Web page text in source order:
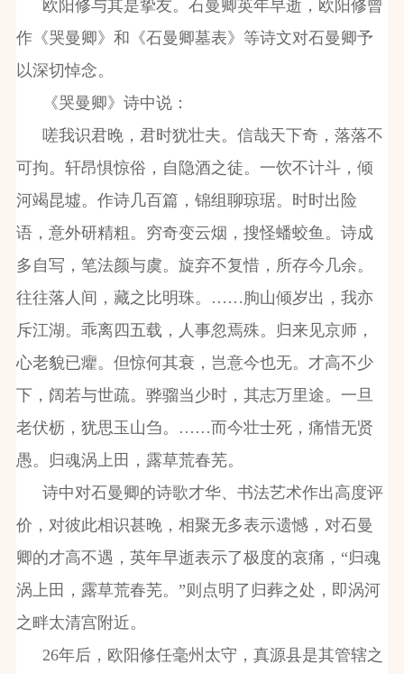
欧阳修与其是挚友。石曼卿英年早逝，欧阳修曾
作《哭曼卿》和《石曼卿墓表》等诗文对石曼卿予
以深切悼念。
《哭曼卿》诗中说：
嗟我识君晚，君时犹壮夫。信哉天下奇，落落不
可拘。轩昂惧惊俗，自隐酒之徒。一饮不计斗，倾
河竭昆墟。作诗几百篇，锦组聊琼琚。时时出险
语，意外研精粗。穷奇变云烟，搜怪蟠蛟鱼。诗成
多自写，笔法颜与虞。旋弃不复惜，所存今几余。
往往落人间，藏之比明珠。……朐山倾岁出，我亦
斥江湖。乖离四五载，人事忽焉殊。归来见京师，
心老貌已癯。但惊何其衰，岂意今也无。才高不少
下，阔若与世疏。骅骝当少时，其志万里途。一旦
老伏枥，犹思玉山刍。……而今壮士死，痛惜无贤
愚。归魂涡上田，露草荒春芜。
诗中对石曼卿的诗歌才华、书法艺术作出高度评
价，对彼此相识甚晚，相聚无多表示遗憾，对石曼
卿的才高不遇，英年早逝表示了极度的哀痛，“归魂
涡上田，露草荒春芜。”则点明了归葬之处，即涡河
之畔太清宫附近。
26年后，欧阳修任毫州太守，真源县是其管辖之